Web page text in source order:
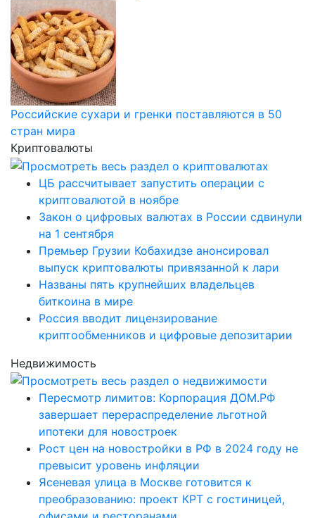
Российские сухари и гренки поставляются в 50
стран мира
Криптовалюты
ЦБ рассчитывает запустить операции с
криптовалютой в ноябре
Закон о цифровых валютах в России сдвинули
на 1 сентября
Премьер Грузии Кобахидзе анонсировал
выпуск криптовалюты привязанной к лари
Названы пять крупнейших владельцев
биткоина в мире
Россия вводит лицензирование
криптообменников и цифровые депозитарии
Недвижимость
Пересмотр лимитов: Корпорация ДОМ.РФ
завершает перераспределение льготной
ипотеки для новостроек
Рост цен на новостройки в РФ в 2024 году не
превысит уровень инфляции
Ясеневая улица в Москве готовится к
преобразованию: проект КРТ с гостиницей,